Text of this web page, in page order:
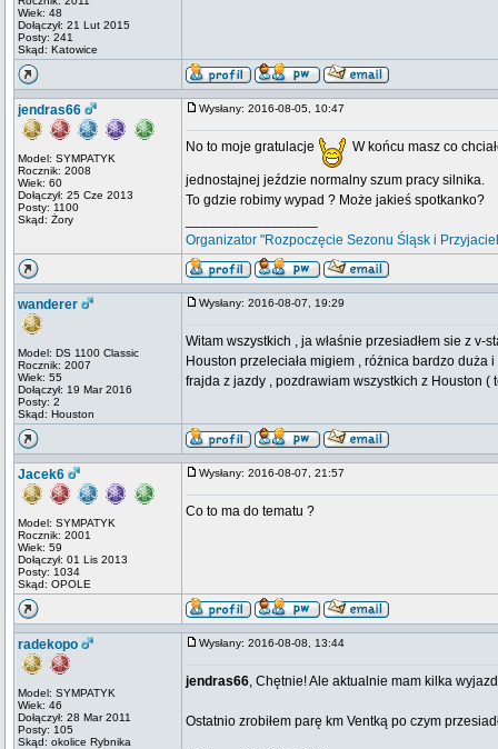
Wiek: 48
Dołączył: 21 Lut 2015
Posty: 241
Skąd: Katowice
jendras66
Model: SYMPATYK
Rocznik: 2008
Wiek: 60
Dołączył: 25 Cze 2013
Posty: 1100
Skąd: Żory
Wysłany: 2016-08-05, 10:47
No to moje gratulacje W końcu masz co
jednostajnej jeździe normalny szum pracy silnika.
To gdzie robimy wypad ? Może jakieś spotkanko?
Organizator "Rozpoczęcie Sezonu Śląsk i
wanderer
Model: DS 1100 Classic
Rocznik: 2007
Wiek: 55
Dołączył: 19 Mar 2016
Posty: 2
Skąd: Houston
Wysłany: 2016-08-07, 19:29
Witam wszystkich , ja właśnie przesiadłem sie z
Houston przeleciała migiem , różnica bardzo
frajda z jazdy , pozdrawiam wszystkich z Houston (
Jacek6
Model: SYMPATYK
Rocznik: 2001
Wiek: 59
Dołączył: 01 Lis 2013
Posty: 1034
Skąd: OPOLE
Wysłany: 2016-08-07, 21:57
Co to ma do tematu ?
radekopo
Model: SYMPATYK
Wiek: 46
Dołączył: 28 Mar 2011
Posty: 105
Skąd: okolice Rybnika
Wysłany: 2016-08-08, 13:44
jendras66, Chętnie! Ale aktualnie mam kilka
Ostatnio zrobiłem parę km Ventką po czym